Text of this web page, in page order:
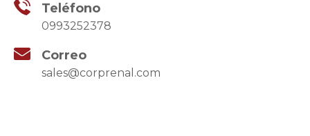
Teléfono
0993252378
Correo
sales@corprenal.com